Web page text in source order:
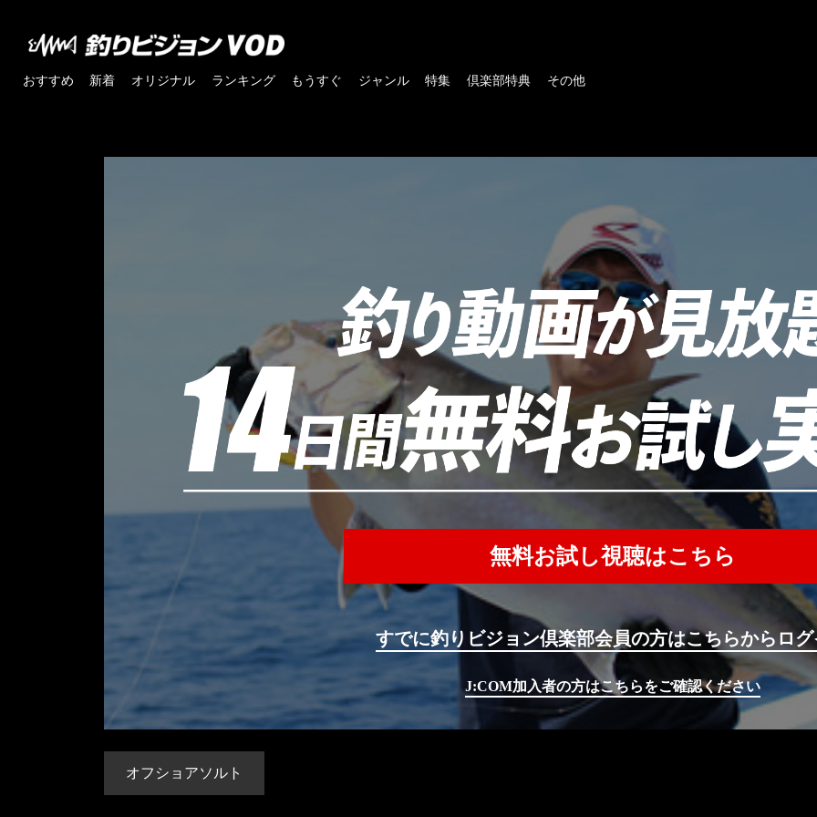
おすすめ 新着 オリジナル ランキング もうすぐ ジャンル 特集 倶楽部特典 その他
無料お試し視聴はこちら
すでに釣りビジョン倶楽部会員の方はこちらからロ
J:COM加入者の方はこちらをご確認ください
オフショアソルト